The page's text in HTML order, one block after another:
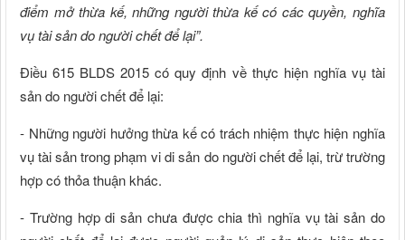
điểm mở thừa kế, những người thừa kế có các quyền, nghĩa
vụ tài sản do người chết để lại”.
Điều 615 BLDS 2015 có quy định về thực hiện nghĩa vụ tài
sản do người chết để lại:
- Những người hưởng thừa kế có trách nhiệm thực hiện nghĩa
vụ tài sản trong phạm vi di sản do người chết để lại, trừ trường
hợp có thỏa thuận khác.
- Trường hợp di sản chưa được chia thì nghĩa vụ tài sản do